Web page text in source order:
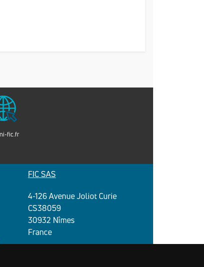
fic.fr
FIC SAS
4-126 Avenue Joliot Curie
CS38059
30932 Nîmes
France